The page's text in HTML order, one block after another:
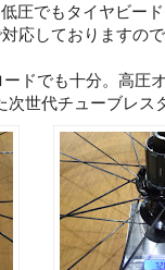
圧でもタイヤビード
応しておりますの
ドでも十分。高圧
世代チューブレス